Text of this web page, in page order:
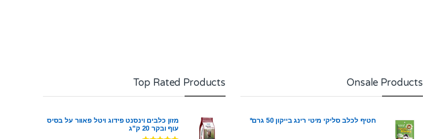
Onsale Products
חטיף לכלב סליקי מיטי רינג בייקון 50 גרם*
Top Rated Products
מזון כלבים וינסנט פידוג ויטל פאוור על בסיס
עוף ובקר 20 ק"ג